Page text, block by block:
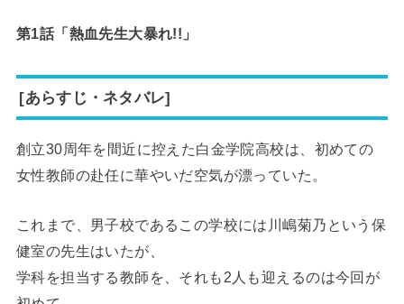
第1話「熱血先生大暴れ!!」
[あらすじ・ネタバレ]
創立30周年を間近に控えた白金学院高校は、初めての
女性教師の赴任に華やいだ空気が漂っていた。
これまで、男子校であるこの学校には川嶋菊乃という保
健室の先生はいたが、
学科を担当する教師を、それも2人も迎えるのは今回が